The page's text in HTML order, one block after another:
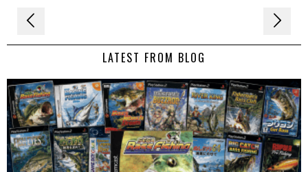
Navigation
de LATEST FROM BLOG